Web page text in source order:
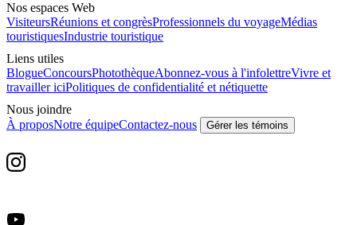
Nos espaces Web
VisiteursRéunions et congrèsProfessionnels du voyageMédias
touristiquesIndustrie touristique
Liens utiles
BlogueConcoursPhotothèqueAbonnez-vous à l'infolettreVivre et
travailler iciPolitiques de confidentialité et nétiquette
Nous joindre
À proposNotre équipeContactez-nous Gérer les témoins